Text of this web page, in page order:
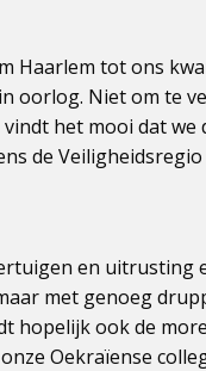
Haarlem tot ons
oorlog. Niet om te
het mooi dat we
de
en uitrusting
met genoeg
hopelijk ook de
Oekraïense